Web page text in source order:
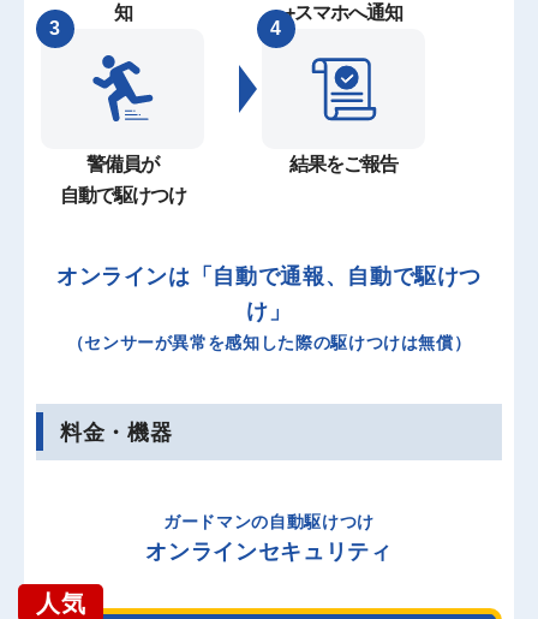
知
+スマホへ通知
警備員が
自動で駆けつけ
結果をご報告
オンラインは「自動で通報、自動で駆けつ
け」
（センサーが異常を感知した際の駆けつけは無償）
料金・機器
ガードマンの自動駆けつけ
オンラインセキュリティ